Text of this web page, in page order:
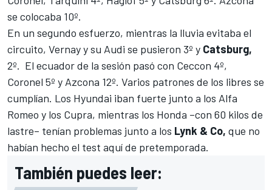
se colocaba 10º.
En un segundo esfuerzo, mientras la lluvia evitaba el
circuito, Vernay y su Audi se pusieron 3º y Catsburg,
2º. El ecuador de la sesión pasó con Ceccon 4º,
Coronel 5º y Azcona 12º. Varios patrones de los libres se
cumplían. Los Hyundai iban fuerte junto a los Alfa
Romeo y los Cupra, mientras los Honda –con 60 kilos de
lastre– tenían problemas junto a los Lynk & Co, que no
habían hecho el test aquí de pretemporada.
También puedes leer: